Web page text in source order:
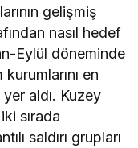
gelişmiş
nasıl hedef
Eylül döneminde
en
aldı. Kuzey
sırada
saldırı grupları